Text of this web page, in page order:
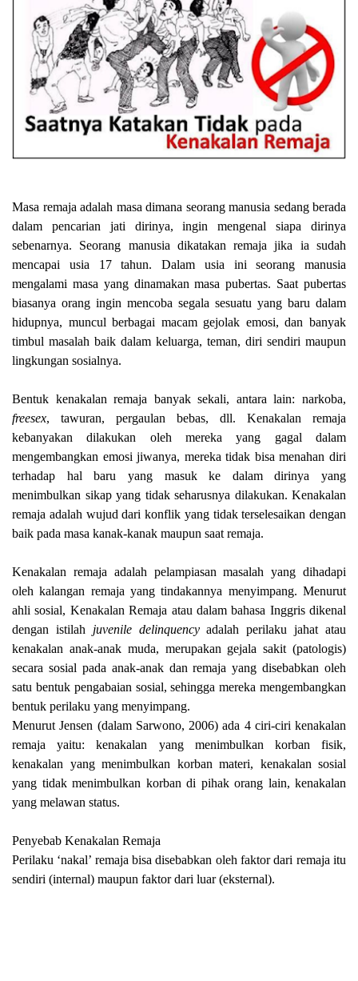
Masa remaja adalah masa dimana seorang manusia sedang berada
dalam pencarian jati dirinya, ingin mengenal siapa dirinya
sebenarnya. Seorang manusia dikatakan remaja jika ia sudah
mencapai usia 17 tahun. Dalam usia ini seorang manusia
mengalami masa yang dinamakan masa pubertas. Saat pubertas
biasanya orang ingin mencoba segala sesuatu yang baru dalam
hidupnya, muncul berbagai macam gejolak emosi, dan banyak
timbul masalah baik dalam keluarga, teman, diri sendiri maupun
lingkungan sosialnya.
Bentuk kenakalan remaja banyak sekali, antara lain: narkoba,
freesex, tawuran, pergaulan bebas, dll. Kenakalan remaja
kebanyakan dilakukan oleh mereka yang gagal dalam
mengembangkan emosi jiwanya, mereka tidak bisa menahan diri
terhadap hal baru yang masuk ke dalam dirinya yang
menimbulkan sikap yang tidak seharusnya dilakukan. Kenakalan
remaja adalah wujud dari konflik yang tidak terselesaikan dengan
baik pada masa kanak-kanak maupun saat remaja.
Kenakalan remaja adalah pelampiasan masalah yang dihadapi
oleh kalangan remaja yang tindakannya menyimpang. Menurut
ahli sosial, Kenakalan Remaja atau dalam bahasa Inggris dikenal
dengan istilah juvenile delinquencyadalah perilaku jahat atau
kenakalan anak-anak muda, merupakan gejala sakit (patologis)
secara sosial pada anak-anak dan remaja yang disebabkan oleh
satu bentuk pengabaian sosial, sehingga mereka mengembangkan
bentuk perilaku yang menyimpang.
Menurut Jensen (dalam Sarwono, 2006) ada 4 ciri-ciri kenakalan
remaja yaitu: kenakalan yang menimbulkan korban fisik,
kenakalan yang menimbulkan korban materi, kenakalan sosial
yang tidak menimbulkan korban di pihak orang lain, kenakalan
yang melawan status.
Penyebab Kenakalan Remaja
Perilaku ‘nakal’ remaja bisa disebabkan oleh faktor dari remaja itu
sendiri (internal) maupun faktor dari luar (eksternal).